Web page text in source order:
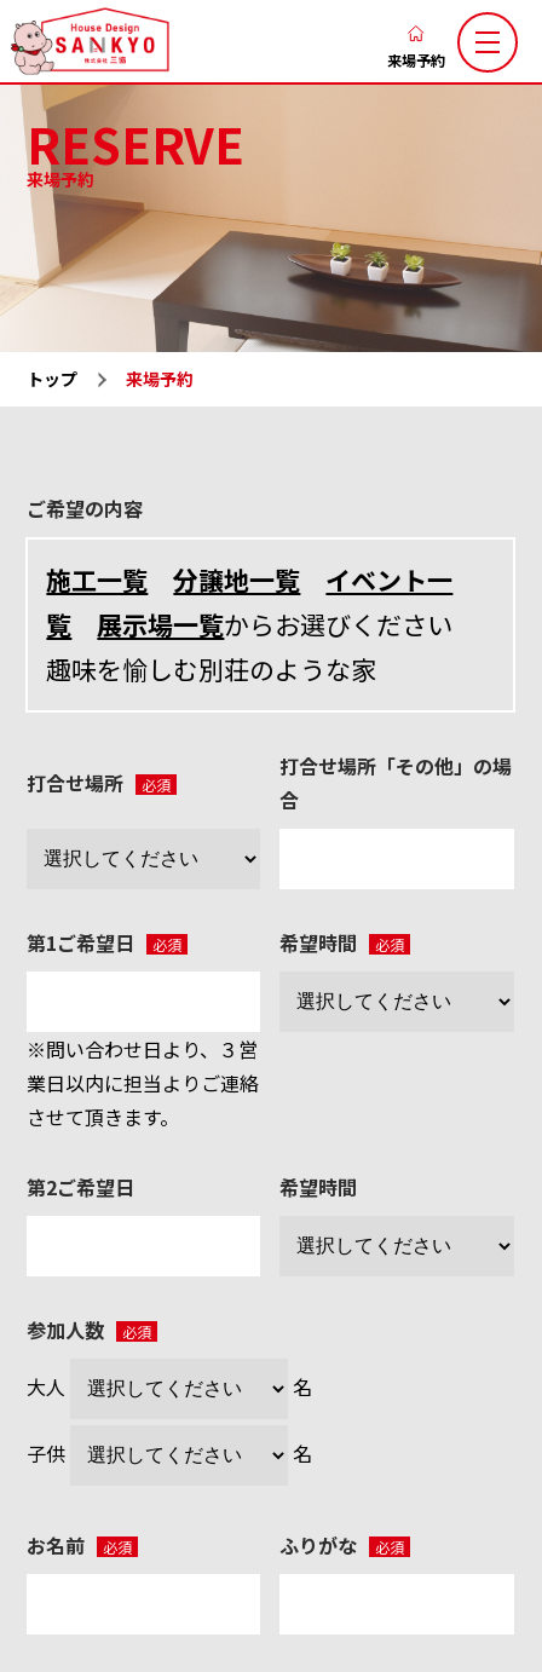
香
の
新
築
宅
な
ハ
ザ
イ
ン
三
協
来場予約
三協のこだわり
ブログ お知らせ
お客様の声 土地お気に入り
注文住宅
LaxsⅡ
会社概要
資料請求・お問い合わせ サイトマップ
プライバシーポリシー
資料請求
電話相談
RESERVE
来場予約
トップ 来場予約
ご希望の内容
施工一覧 分譲地一覧
イベント一
覧
展示場一覧からお選びください
趣味を愉しむ別荘のような家
打合せ場所 必須
打合せ場所「その他」の場
合
第1ご希望日 必須 希望時間 必須
※問い合わせ日より、３営
業日以内に担当よりご連絡
させて頂きます。
第2ご希望日 希望時間
参加人数 必須
大人 名
子供 名
お名前 必須 ふりがな 必須